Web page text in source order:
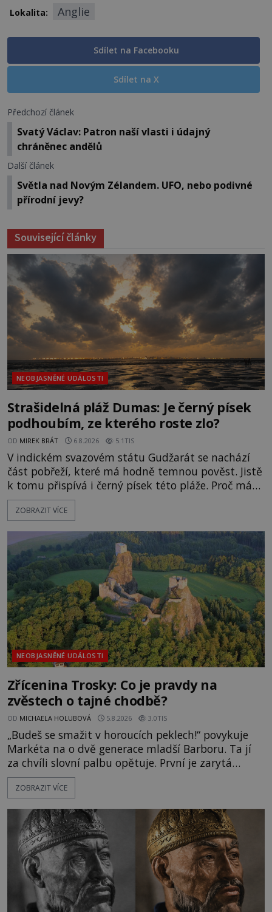
Lokalita: Anglie
Sdílet na Facebooku
Sdílet na X
Předchozí článek
Svatý Václav: Patron naší vlasti i údajný
chráněnec andělů
Další článek
Světla nad Novým Zélandem. UFO, nebo podivné
přírodní jevy?
Související články
NEOBJASNĚNÉ UDÁLOSTI
Strašidelná pláž Dumas: Je černý písek
podhoubím, ze kterého roste zlo?
OD MIREK BRÁT 6.8.2026 5.1TIS
V indickém svazovém státu Gudžarát se nachází
část pobřeží, které má hodně temnou pověst. Jistě
k tomu přispívá i černý písek této pláže. Proč má
pláž takové netypické zbarvení? Nakolik jsou
pravdivé historky, že zde došlo k nevysvětlitelným
následovat. Vstupujeme na pláž Dumas ve městě
Surat. Gu
ZOBRAZIT VÍCE
NEOBJASNĚNÉ UDÁLOSTI
Zřícenina Trosky: Co je pravdy na
zvěstech o tajné chodbě?
OD MICHAELA HOLUBOVÁ 5.8.2026 3.0TIS
„Budeš se smažit v horoucích peklech!“ povykuje
Markéta na o dvě generace mladší Barboru. Ta jí
za chvíli slovní palbu opětuje. První je zarytá
katolička, druhá přesvědčená kališnice. A každá z
nich se usídlí na jedné z věží slavného hradu
mezi vůdce protihusitského boje. Za manželku má
skutečně jistou
ZOBRAZIT VÍCE